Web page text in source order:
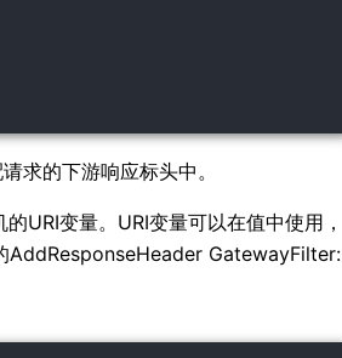
求的下游响应标头中。
URI变量。URI变量可以在值中使用，
AddResponseHeader GatewayFilter: